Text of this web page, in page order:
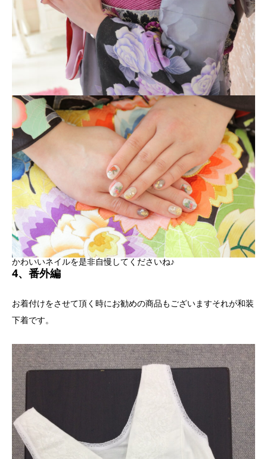
かわいいネイルを是非自慢してくださいね♪
4、番外編
お着付けをさせて頂く時にお勧めの商品もございますそれが和装
下着です。